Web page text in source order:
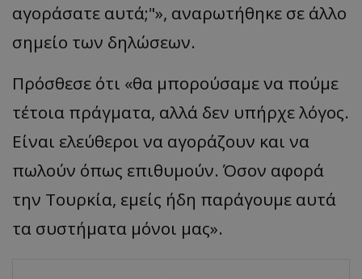
αγοράσατε αυτά;"», αναρωτήθηκε σε άλλο
σημείο των δηλώσεων.
Πρόσθεσε ότι «θα μπορούσαμε να πούμε
τέτοια πράγματα, αλλά δεν υπήρχε λόγος.
Είναι ελεύθεροι να αγοράζουν και να
πωλούν όπως επιθυμούν. Όσον αφορά
την Τουρκία, εμείς ήδη παράγουμε αυτά
τα συστήματα μόνοι μας».